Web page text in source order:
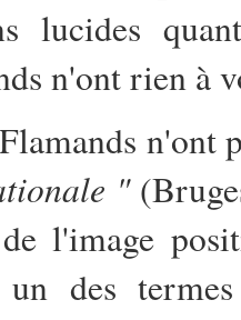
lucides
n'ont rien à
n'ont
"
l'image
un des